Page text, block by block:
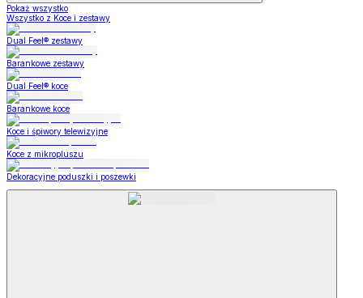
Pokaż wszystko
Wszystko z Koce i zestawy
Dual Feel® zestawy
Barankowe zestawy
Dual Feel® koce
Barankowe koce
Koce i śpiwory telewizyjne
Koce z mikropluszu
Dekoracyjne poduszki i poszewki